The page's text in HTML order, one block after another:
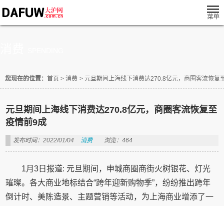
您现在的位置： 首页 > 消费 > 元旦期间上海线下消费达270.8亿元，商圈客流恢复
元旦期间上海线下消费达270.8亿元，商圈客流恢复至
疫情前9成
发布时间：2022/01/04 消费 浏览：464
1月3日报道: 元旦期间，申城商圈商街火树银花、灯光
璀璨。各大商业地标结合“跨年迎新购物季”，纷纷推出跨年
倒计时、美陈造景、主题营销等活动，为上海商业增添了一